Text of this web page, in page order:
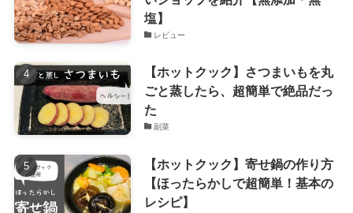
塩】
レビュー
【ホットクック】さつまいもを丸
ごと蒸したら、超簡単で絶品だっ
た
副菜
【ホットクック】寄せ鍋の作り方
【ほったらかしで超簡単！基本の
レシピ】